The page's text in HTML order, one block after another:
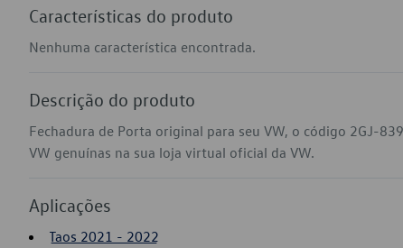
Características do produto
Nenhuma característica encontrada.
Descrição do produto
Fechadura de Porta original para seu VW, o código 2GJ-
VW genuínas na sua loja virtual oficial da VW.
Aplicações
Taos 2021 - 2022